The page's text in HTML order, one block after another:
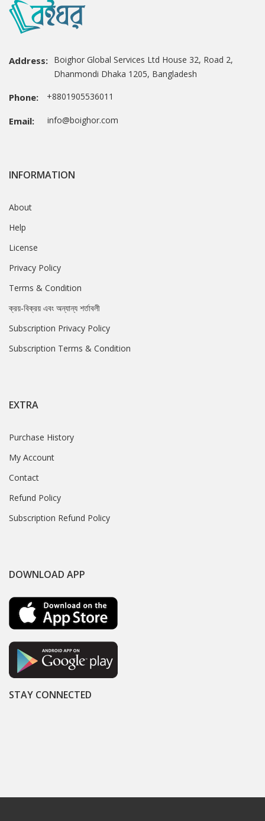
Address: Boighor Global Services Ltd House 32, Road 2,
Dhanmondi Dhaka 1205, Bangladesh
Phone: +8801905536011
Email: info@boighor.com
INFORMATION
About
Help
License
Privacy Policy
Terms & Condition
ক্রয়-বিক্রয় এবং অন্যান্য শর্তাবলী
Subscription Privacy Policy
Subscription Terms & Condition
EXTRA
Purchase History
My Account
Contact
Refund Policy
Subscription Refund Policy
DOWNLOAD APP
STAY CONNECTED